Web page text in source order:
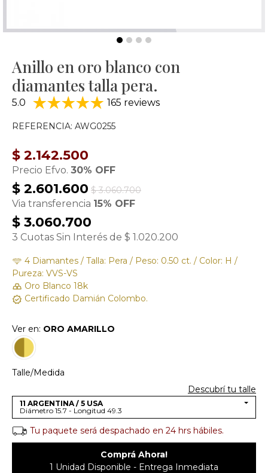
Anillo en oro blanco con
diamantes talla pera.
5.0 165 reviews
REFERENCIA: AWG0255
$ 2.142.500
Precio Efvo. 30% OFF
$ 2.601.600 $ 3.060.700
Via transferencia 15% OFF
$ 3.060.700
3 Cuotas Sin Interés de $ 1.020.200
4 Diamantes / Talla: Pera / Peso: 0.50 ct. / Color: H /
Pureza: VVS-VS
Oro Blanco 18k
Certificado Damián Colombo.
Ver en: ORO AMARILLO
Talle/Medida
Descubrí tu talle
11 ARGENTINA / 5 USA
Diámetro 15.7 - Longitud 49.3
Tu paquete será despachado en 24 hrs hábiles.
Comprá Ahora!
1 Unidad Disponible - Entrega Inmediata